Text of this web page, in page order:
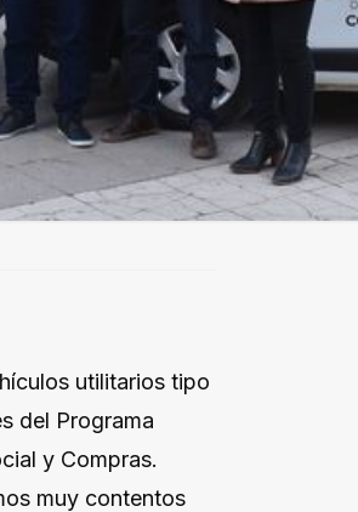
utilitarios tipo
del Programa
y Compras.
muy contentos